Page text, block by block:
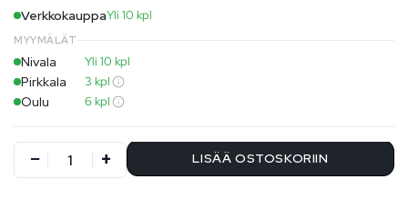
VerkkokauppaYli 10 kpl
MYYMÄLÄT
Nivala Yli 10 kpl
Pirkkala 3 kpl
Oulu 6 kpl
LISÄÄ OSTOSKORIIN